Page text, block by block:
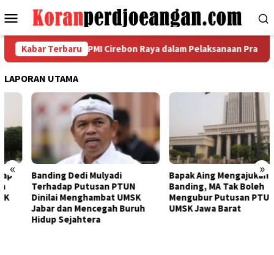
ke
Menu
Mobile
Kabar Terbaru
Metal FSPMI Cirebon Raya dalam Pelaksanaan Pra Musda III
LAPORAN UTAMA
« »
Banding Dedi Mulyadi
Terhadap Putusan PTUN
Dinilai Menghambat UMSK
Jabar dan Mencegah Buruh
Hidup Sejahtera
Bapak Aing Mengajukan
Banding, MA Tak Boleh
Mengubur Putusan PTUN Soal
UMSK Jawa Barat